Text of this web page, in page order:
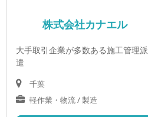
株式会社カナエル
大手取引企業が多数ある施工管理派
遣
千葉
軽作業・物流 / 製造